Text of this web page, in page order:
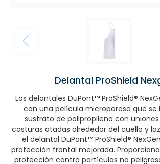
Delantal ProShield
Los delantales DuPont™ ProShield®
con una película microporosa que se
sustrato de polipropileno con uniones
costuras atadas alrededor del cuello y
el delantal DuPont™ ProShield®
protección frontal mejorada.
protección contra partículas no